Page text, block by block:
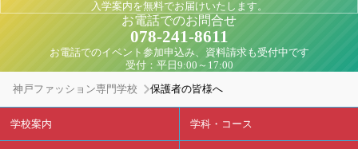
入学案内を無料でお届けいたします。
お電話でのお問合せ
078-241-8611
お電話でのイベント参加申込み、資料請求も受付中です
受付：平日9:00～17:00
神戸ファッション専門学校 保護者の皆様へ
学校案内 学科・コース